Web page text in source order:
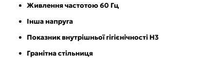
Живлення частотою 60 Гц
Інша напруга
Показник внутрішньої гігієнічності Н3
Гранітна стільниця